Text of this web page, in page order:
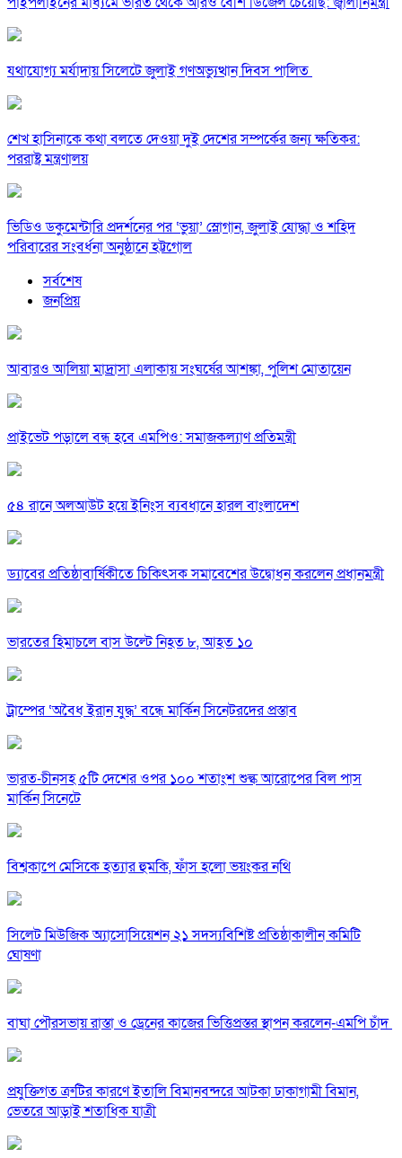
যথাযোগ্য মর্যাদায় সিলেটে জুলাই গণঅভ্যুত্থান দিবস পালিত
শেখ হাসিনাকে কথা বলতে দেওয়া দুই দেশের সম্পর্কের জন্য ক্ষতিকর:
পররাষ্ট্র মন্ত্রণালয়
ভিডিও ডকুমেন্টারি প্রদর্শনের পর ‘ভুয়া’ স্লোগান, জুলাই যোদ্ধা ও শহিদ
পরিবারের সংবর্ধনা অনুষ্ঠানে হট্টগোল
সর্বশেষ
জনপ্রিয়
আবারও আলিয়া মাদ্রাসা এলাকায় সংঘর্ষের আশঙ্কা, পুলিশ মোতায়েন
প্রাইভেট পড়ালে বন্ধ হবে এমপিও: সমাজকল্যাণ প্রতিমন্ত্রী
৫৪ রানে অলআউট হয়ে ইনিংস ব্যবধানে হারল বাংলাদেশ
ড্যাবের প্রতিষ্ঠাবার্ষিকীতে চিকিৎসক সমাবেশের উদ্বোধন করলেন প্রধানমন্ত্রী
ভারতের হিমাচলে বাস উল্টে নিহত ৮, আহত ১০
ট্রাম্পের ‘অবৈধ ইরান যুদ্ধ’ বন্ধে মার্কিন সিনেটরদের প্রস্তাব
ভারত-চীনসহ ৫টি দেশের ওপর ১০০ শতাংশ শুল্ক আরোপের বিল পাস
মার্কিন সিনেটে
বিশ্বকাপে মেসিকে হত্যার হুমকি, ফাঁস হলো ভয়ংকর নথি
সিলেট মিউজিক অ্যাসোসিয়েশন ২১ সদস্যবিশিষ্ট প্রতিষ্ঠাকালীন কমিটি
ঘোষণা
বাঘা পৌরসভায় রাস্তা ও ড্রেনের কাজের ভিত্তিপ্রস্তর স্থাপন করলেন-এমপি চাঁদ
প্রযুক্তিগত ত্রুটির কারণে ইতালি বিমানবন্দরে আটকা ঢাকাগামী বিমান,
ভেতরে আড়াই শতাধিক যাত্রী